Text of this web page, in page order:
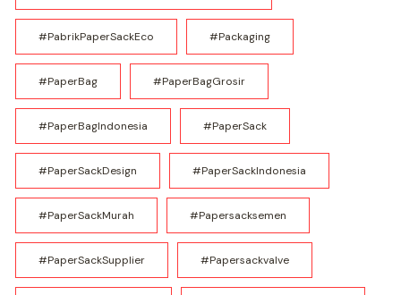
#PabrikPaperSackEco #Packaging
#PaperBag #PaperBagGrosir
#PaperBagIndonesia #PaperSack
#PaperSackDesign #PaperSackIndonesia
#PaperSackMurah #papersacksemen
#PaperSackSupplier #papersackvalve